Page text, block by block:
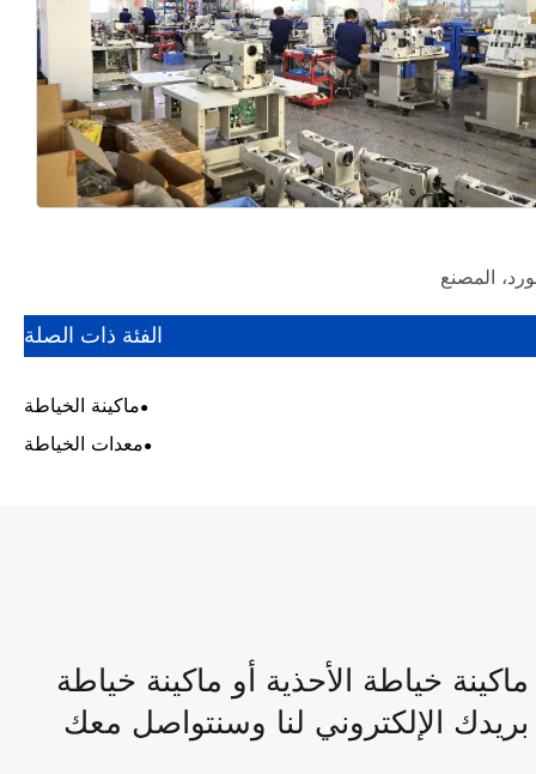
المصنع
الفئة ذات الصلة
ماكينة الخياطة
معدات الخياطة
خياطة الأحذية أو ماكينة خياطة
الإلكتروني لنا وسنتواصل معك